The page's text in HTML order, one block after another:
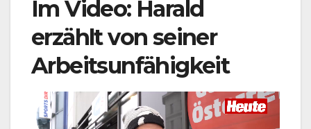
Im Video: Harald
erzählt von seiner
Arbeitsunfähigkeit